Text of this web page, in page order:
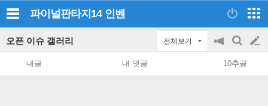
파이널판타지14 인벤
오픈 이슈 갤러리 전체보기
공
지
on/off
검
색
글
쓰
내글 내 댓글 10추글